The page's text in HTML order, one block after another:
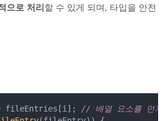
으로 처리 할 수 있게 되며, 타입을 안전
fileEntries[i]; // 배열 요소를 먼저